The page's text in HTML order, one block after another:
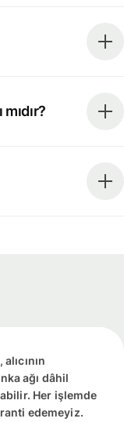
ağı dâhil
Her işlemde
edemeyiz.